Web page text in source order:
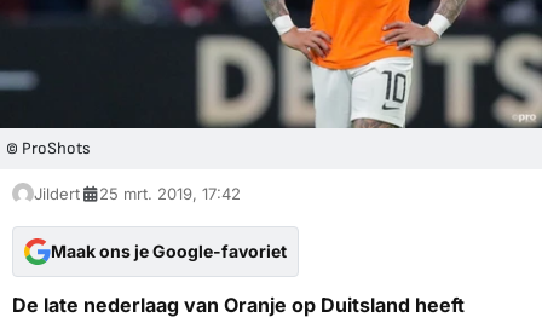
© ProShots
Jildert 25 mrt. 2019, 17:42
Maak ons je Google-favoriet
De late nederlaag van Oranje op Duitsland heeft